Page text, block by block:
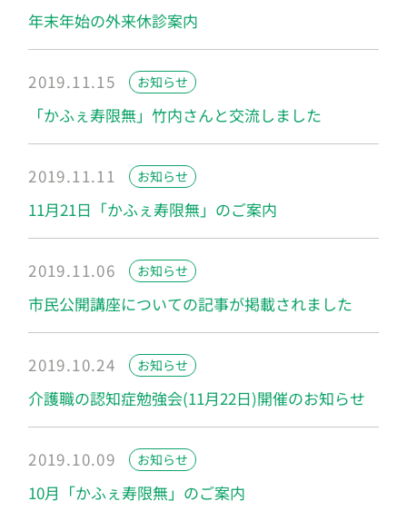
年末年始の外来休診案内
2019.11.15 お知らせ
「かふぇ寿限無」竹内さんと交流しました
2019.11.11 お知らせ
11月21日「かふぇ寿限無」のご案内
2019.11.06 お知らせ
市民公開講座についての記事が掲載されました
2019.10.24 お知らせ
介護職の認知症勉強会(11月22日)開催のお知らせ
2019.10.09 お知らせ
10月「かふぇ寿限無」のご案内